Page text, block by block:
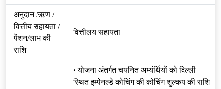
अनुदान /ऋण /
वित्तीय सहायता /
पेंशन/लाभ की
राशि
वित्तीलय सहायता
• योजना अंतर्गत चयनित अभ्यंर्थियों को दिल्ली
स्थित इम्पेेनल्डे कोचिंग की कोचिंग शुल्कय की राशि